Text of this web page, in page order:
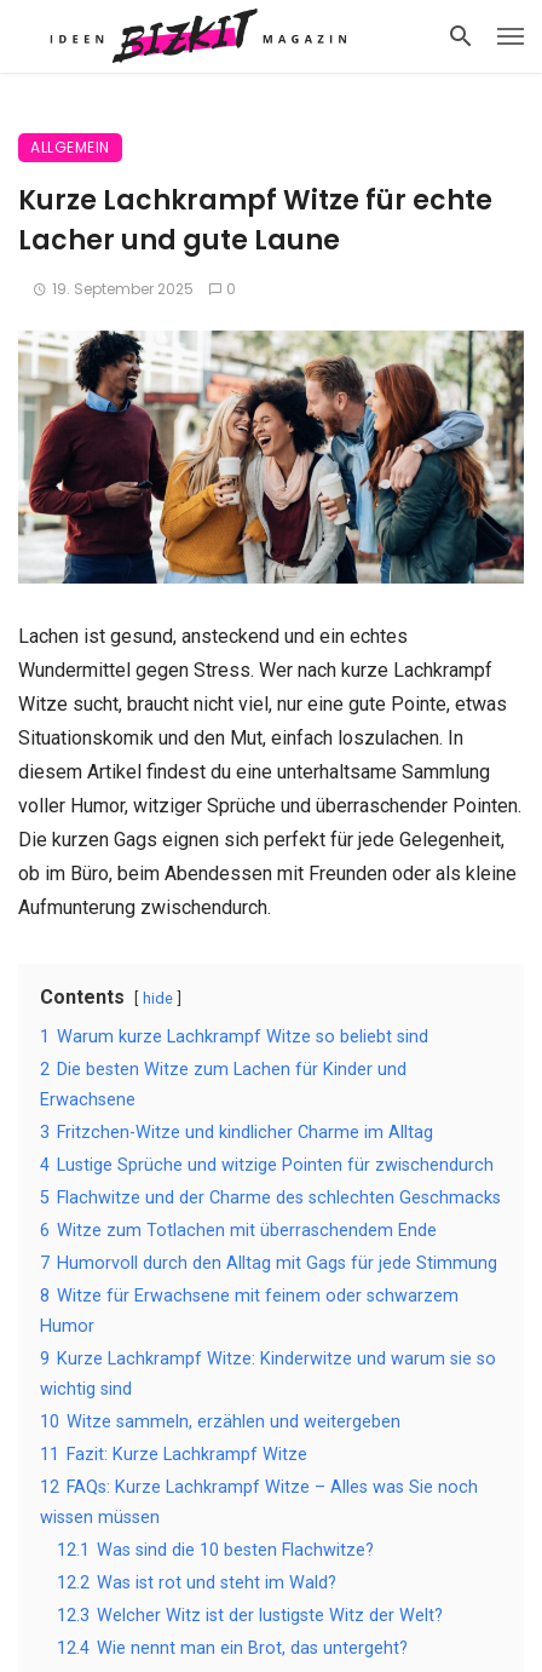
ALLGEMEIN
Kurze Lachkrampf Witze für echte
Lacher und gute Laune
19. September 2025 0
Lachen ist gesund, ansteckend und ein echtes
Wundermittel gegen Stress. Wer nach kurze Lachkrampf
Witze sucht, braucht nicht viel, nur eine gute Pointe, etwas
Situationskomik und den Mut, einfach loszulachen. In
diesem Artikel findest du eine unterhaltsame Sammlung
voller Humor, witziger Sprüche und überraschender Pointen.
Die kurzen Gags eignen sich perfekt für jede Gelegenheit,
ob im Büro, beim Abendessen mit Freunden oder als kleine
Aufmunterung zwischendurch.
Contents hide
1 Warum kurze Lachkrampf Witze so beliebt sind
2 Die besten Witze zum Lachen für Kinder und
Erwachsene
3 Fritzchen-Witze und kindlicher Charme im Alltag
4 Lustige Sprüche und witzige Pointen für zwischendurch
5 Flachwitze und der Charme des schlechten Geschmacks
6 Witze zum Totlachen mit überraschendem Ende
7 Humorvoll durch den Alltag mit Gags für jede Stimmung
8 Witze für Erwachsene mit feinem oder schwarzem
Humor
9 Kurze Lachkrampf Witze: Kinderwitze und warum sie so
wichtig sind
10 Witze sammeln, erzählen und weitergeben
11
Fazit: Kurze Lachkrampf Witze
12 FAQs: Kurze Lachkrampf Witze – Alles was Sie noch
wissen müssen
12.1 Was sind die 10 besten Flachwitze?
12.2 Was ist rot und steht im Wald?
12.3 Welcher Witz ist der lustigste Witz der Welt?
12.4 Wie nennt man ein Brot, das untergeht?